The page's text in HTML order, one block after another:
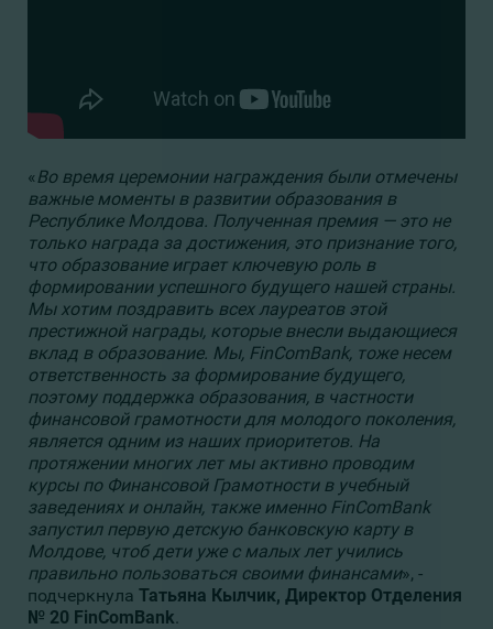
« Во время церемонии награждения были отмечены
важные моменты в развитии образования в
Республике Молдова. Полученная премия — это не
только награда за достижения, это признание того,
что образование играет ключевую роль в
формировании успешного будущего нашей страны.
Мы хотим поздравить всех лауреатов этой
престижной награды, которые внесли выдающиеся
вклад в образование. Мы, FinComBank, тоже несем
ответственность за формирование будущего,
поэтому поддержка образования, в частности
финансовой грамотности для молодого поколения,
является одним из наших приоритетов. На
протяжении многих лет мы активно проводим
курсы по Финансовой Грамотности в учебный
заведениях и онлайн, также именно FinComBank
запустил первую детскую банковскую карту в
Молдове, чтоб дети уже с малых лет учились
правильно пользоваться своими финансами», -
подчеркнула Татьяна Кылчик, Директор Отделения
№ 20 FinComBank